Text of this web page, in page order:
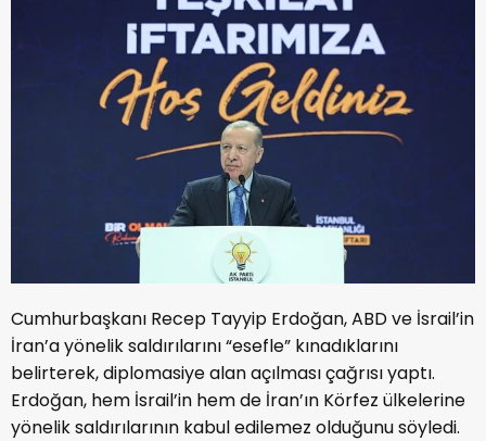
Cumhurbaşkanı Recep Tayyip Erdoğan, ABD ve İsrail’in
İran’a yönelik saldırılarını “esefle” kınadıklarını
belirterek, diplomasiye alan açılması çağrısı yaptı.
Erdoğan, hem İsrail’in hem de İran’ın Körfez ülkelerine
yönelik saldırılarının kabul edilemez olduğunu söyledi.